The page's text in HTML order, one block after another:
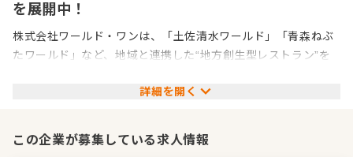
を展開中！
株式会社ワールド・ワンは、「土佐清水ワールド」「青森ねぶ
たワールド」など、地域と連携した“地方創生型レストラン”を
ランドを展開し、それぞれの地域の食材や文化を都市で発信し
業にとどまらず、地域の認知度向上や雇用創出といった社会貢
献にも取り組んでいます。また、現場主導で店舗運営やメニュ
詳細を開く
この企業が募集している求人情報